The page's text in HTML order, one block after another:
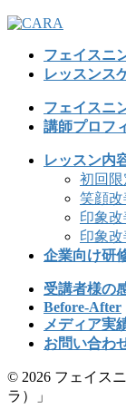
フェイスニ
レッスンス
フェイスニ
講師プロフ
レッスン内
初回
笑顔改
印象改
印象改
企業向け研
受講者様の
Before-After
メディア実
お問い合わ
© 2026 フェイス
ラ）」